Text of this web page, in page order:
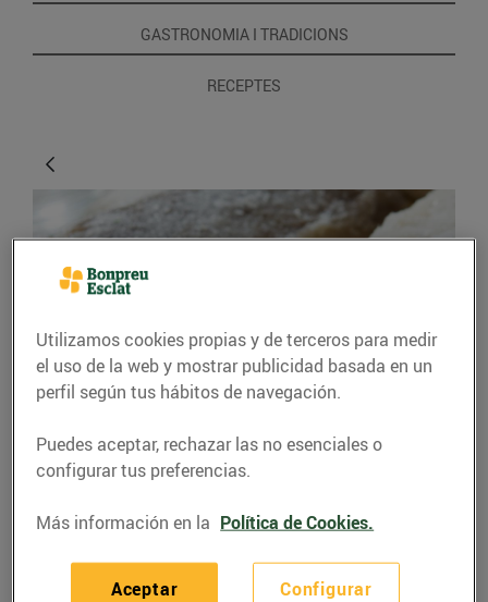
GASTRONOMIA I TRADICIONS
RECEPTES
CONSEJOS Y HÁBITOS SALUDABLES
Tot el que has de saber
del bacallà, el rei de la
Quaresma
09/abril/2020
Utilizamos cookies propias y de terceros para medir
el uso de la web y mostrar publicidad basada en un
perfil según tus hábitos de navegación.
Puedes aceptar, rechazar las no esenciales o
configurar tus preferencias.
Más información en la Política de Cookies.
Configurar
Aceptar